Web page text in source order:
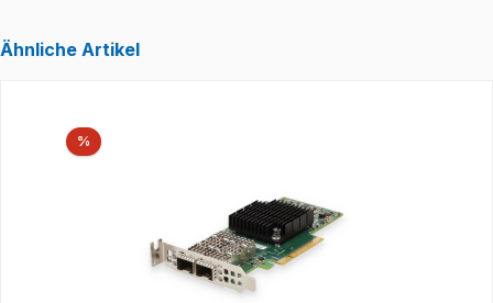
Ähnliche Artikel
%Rabatt